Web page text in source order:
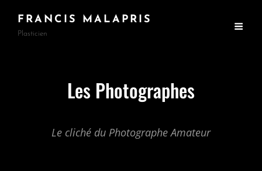
FRANCIS MALAPRIS
Plasticien
Les Photographes
Le cliché du Photographe Amateur